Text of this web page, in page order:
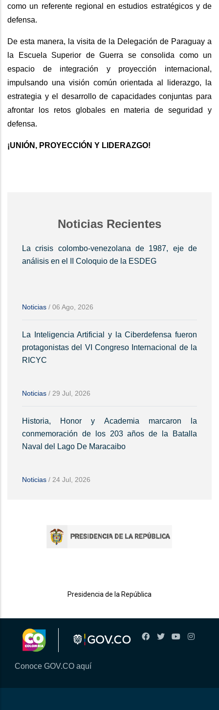
como un referente regional en estudios estratégicos y de
defensa.
De esta manera, la visita de la Delegación de Paraguay a
la Escuela Superior de Guerra se consolida como un
espacio de integración y proyección internacional,
impulsando una visión común orientada al liderazgo, la
estrategia y el desarrollo de capacidades conjuntas para
afrontar los retos globales en materia de seguridad y
defensa.
¡UNIÓN, PROYECCIÓN Y LIDERAZGO!
Noticias Recientes
La crisis colombo-venezolana de 1987, eje de
análisis en el II Coloquio de la ESDEG
Noticias / 06 Ago, 2026
La Inteligencia Artificial y la Ciberdefensa fueron
protagonistas del VI Congreso Internacional de la
RICYC
Noticias / 29 Jul, 2026
Historia, Honor y Academia marcaron la
conmemoración de los 203 años de la Batalla
Naval del Lago De Maracaibo
Noticias / 24 Jul, 2026
Presidencia de la República
Conoce GOV.CO aquí